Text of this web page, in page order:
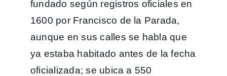
fundado según registros oficiales en
1600 por Francisco de la Parada,
aunque en sus calles se habla que
ya estaba habitado antes de la fecha
oficializada; se ubica a 550